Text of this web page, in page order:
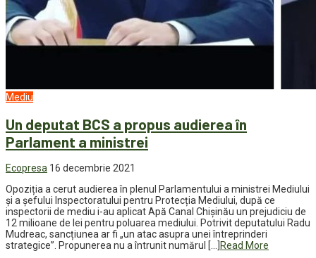
Mediu
Un deputat BCS a propus audierea în
Parlament a ministrei
Ecopresa 16 decembrie 2021
Opoziția a cerut audierea în plenul Parlamentului a ministrei Mediului
și a șefului Inspectoratului pentru Protecția Mediului, după ce
inspectorii de mediu i-au aplicat Apă Canal Chișinău un prejudiciu de
12 milioane de lei pentru poluarea mediului. Potrivit deputatului Radu
Mudreac, sancțiunea ar fi „un atac asupra unei întreprinderi
strategice”. Propunerea nu a întrunit numărul […]
Read More